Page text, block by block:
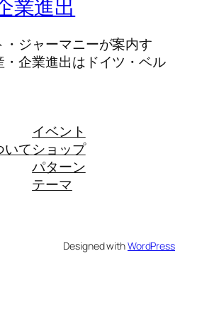
業進出
・ジャーマニーが案内す
・企業進出はドイツ・ベル
いて
イベント
ショップ
パターン
テーマ
Designed withWordPress